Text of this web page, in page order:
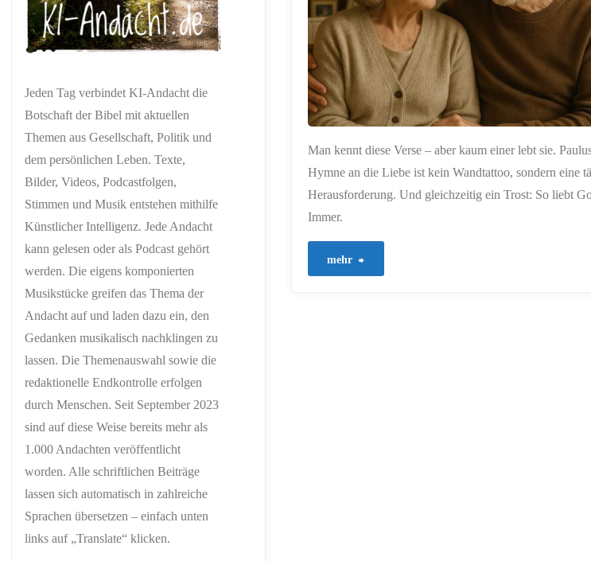
Man kennt diese Verse – aber kaum einer lebt sie.
Hymne an die Liebe ist kein Wandtattoo, sondern eine
Herausforderung. Und gleichzeitig ein Trost: So liebt
Immer.
mehr "750
Jeden Tag verbindet KI-Andacht die
Botschaft der Bibel mit aktuellen
Themen aus Gesellschaft, Politik und
dem persönlichen Leben. Texte,
Bilder, Videos, Podcastfolgen,
Stimmen und Musik entstehen mithilfe
Künstlicher Intelligenz. Jede Andacht
kann gelesen oder als Podcast gehört
werden. Die eigens komponierten
Musikstücke greifen das Thema der
Andacht auf und laden dazu ein, den
Gedanken musikalisch nachklingen zu
lassen. Die Themenauswahl sowie die
redaktionelle Endkontrolle erfolgen
durch Menschen. Seit September 2023
sind auf diese Weise bereits mehr als
1.000 Andachten veröffentlicht
worden. Alle schriftlichen Beiträge
lassen sich automatisch in zahlreiche
Sprachen übersetzen – einfach unten
links auf „Translate“ klicken.